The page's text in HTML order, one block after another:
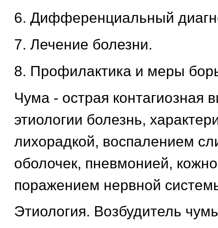
6. Дифференциальный
7. Лечение болезни.
8. Профилактика и меры
Чума - острая контагиозная
этиологии болезнь,
лихорадкой, воспалением
оболочек, пневмонией,
поражением нервной
Этиология. Возбудитель